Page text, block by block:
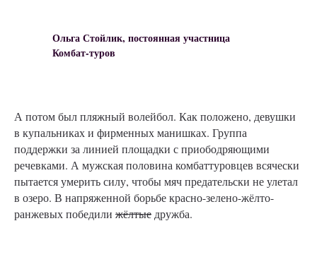
Ольга Стойлик, постоянная участница
Комбат-туров
А потом был пляжный волейбол. Как положено, девушки
в купальниках и фирменных манишках. Группа
поддержки за линией площадки с приободряющими
речевками. А мужская половина комбаттуровцев всячески
пытается умерить силу, чтобы мяч предательски не улетал
в озеро. В напряженной борьбе красно-зелено-жёлто-
ранжевых победили жёлтые дружба.